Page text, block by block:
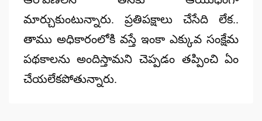
మార్చుకుంటున్నారు. ప్రతిపక్షాలు చేసేది లేక..
తాము అధికారంలోకి వస్తే ఇంకా ఎక్కువ సంక్షేమ
పథకాలను అందిస్తామని చెప్పడం తప్పించి ఏం
చేయలేకపోతున్నారు.